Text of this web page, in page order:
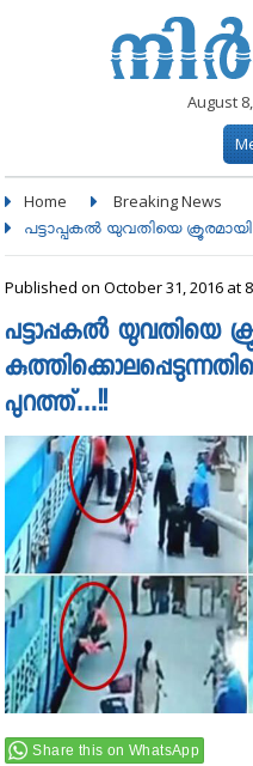
August
Home Breaking News
പട്ടാപ്പകല്‍ യുവതിയെ ക്രൂരമായി
Published on October 31, 2016 at
പട്ടാപ്പകല്‍ യുവതിയെ
പുറത്ത്…!!
Share this on WhatsApp